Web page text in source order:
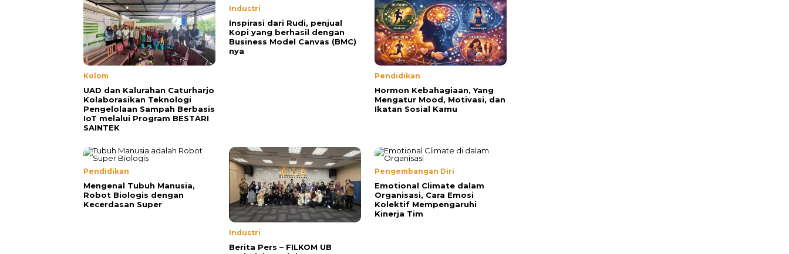
Kolom
UAD dan Kalurahan Caturharjo
Kolaborasikan Teknologi
Pengelolaan Sampah Berbasis
IoT melalui Program BESTARI
SAINTEK
Industri
Inspirasi dari Rudi, penjual
Kopi yang berhasil dengan
Business Model Canvas (BMC)
nya
Pendidikan
Hormon Kebahagiaan, Yang
Mengatur Mood, Motivasi, dan
Ikatan Sosial Kamu
Pendidikan
Mengenal Tubuh Manusia,
Robot Biologis dengan
Kecerdasan Super
Industri
Berita Pers – FILKOM UB
Pengembangan Diri
Emotional Climate dalam
Organisasi, Cara Emosi
Kolektif Mempengaruhi
Kinerja Tim